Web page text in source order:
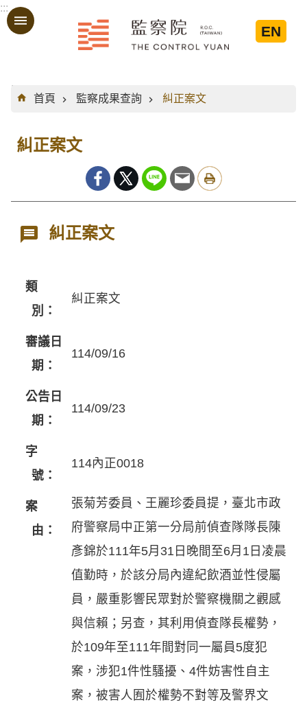
跳到主要內容區塊
:::
EN
:::
首頁
監察成果查詢 糾正案文
糾正案文
糾正案文
類
別：
糾正案文
審議日
期：
114/09/16
公告日
期：
114/09/23
字
號：
114內正0018
案
由：
張菊芳委員、王麗珍委員提，臺北市政
府警察局中正第一分局前偵查隊隊長陳
彥錦於111年5月31日晚間至6月1日凌晨
值勤時，於該分局內違紀飲酒並性侵屬
員，嚴重影響民眾對於警察機關之觀感
與信賴；另查，其利用偵查隊長權勢，
於109年至111年間對同一屬員5度犯
案，涉犯1件性騷擾、4件妨害性自主
案，被害人囿於權勢不對等及警界文